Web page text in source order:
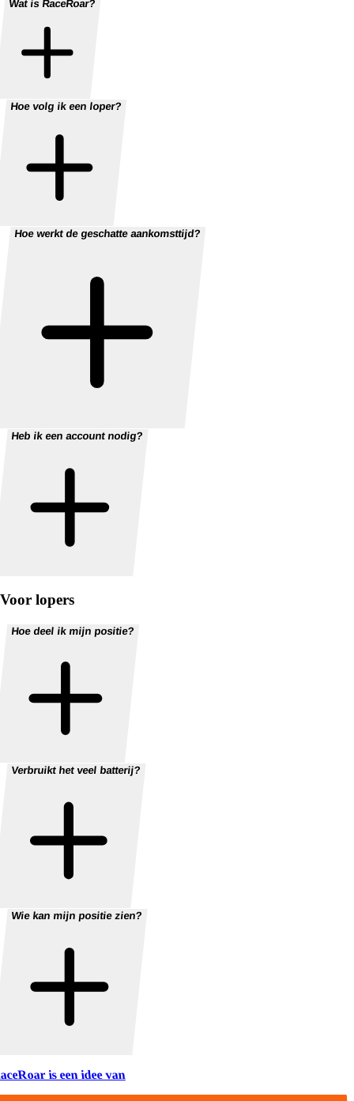
Wat is RaceRoar?
Hoe volg ik een loper?
Hoe werkt de geschatte aankomsttijd?
Heb ik een account nodig?
Voor lopers
Hoe deel ik mijn positie?
Verbruikt het veel batterij?
Wie kan mijn positie zien?
is een idee van